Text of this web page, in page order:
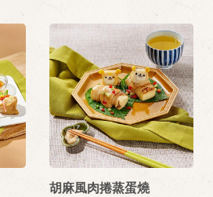
胡麻風肉捲蒸蛋燒